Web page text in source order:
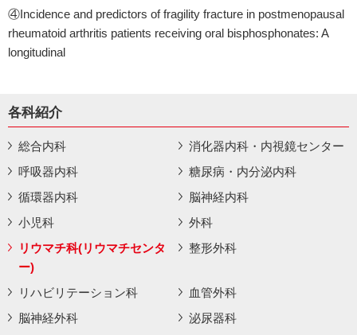
④Incidence and predictors of fragility fracture in postmenopausal
rheumatoid arthritis patients receiving oral bisphosphonates: A
longitudinal
各科紹介
総合内科
消化器内科・内視鏡センター
呼吸器内科
糖尿病・内分泌内科
循環器内科
脳神経内科
小児科
外科
リウマチ科(リウマチセンタ
ー)
整形外科
リハビリテーション科
血管外科
脳神経外科
泌尿器科